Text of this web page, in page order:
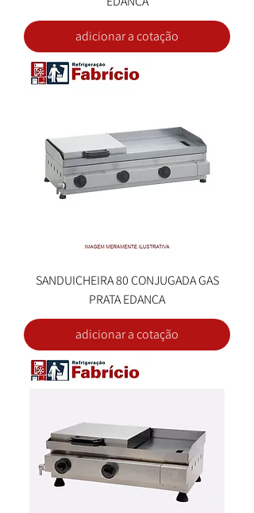
adicionar a cotação
SANDUICHEIRA 80 CONJUGADA GAS
PRATA EDANCA
adicionar a cotação